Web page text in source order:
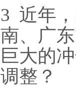
3 近年
南、广
巨大的
调整？